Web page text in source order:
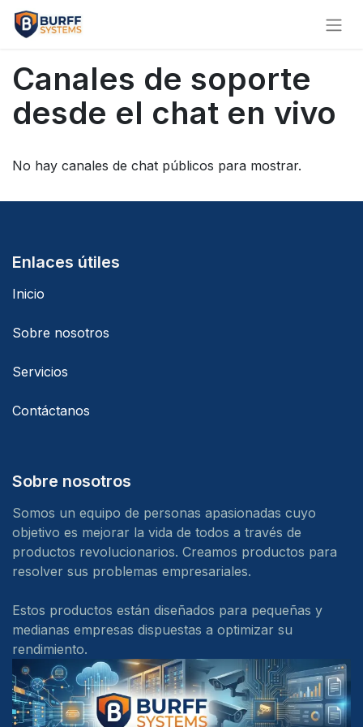
Canales de soporte
desde el chat en vivo
No hay canales de chat públicos para mostrar.
Enlaces útiles
Inicio
Sobre nosotros
Servicios
Contáctanos
Sobre nosotros
Somos un equipo de personas apasionadas cuyo
objetivo es mejorar la vida de todos a través de
productos revolucionarios. Creamos productos para
resolver sus problemas empresariales.
Estos productos están diseñados para pequeñas y
medianas empresas dispuestas a optimizar su
rendimiento.